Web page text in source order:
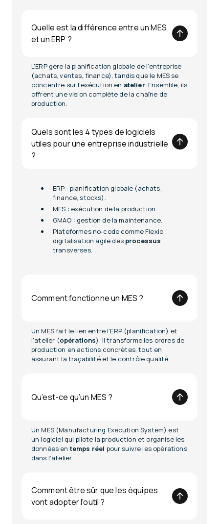
Quelle est la différence entre un MES
et un ERP ?
L’ERP gère la planification globale de l’entreprise
(achats, ventes, finance), tandis que le MES se
concentre sur l’exécution en atelier. Ensemble, ils
offrent une vision complète de la chaîne de
production.
Quels sont les 4 types de logiciels
utiles pour une entreprise industrielle
?
ERP : planification globale (achats,
finance, stocks).
MES : exécution de la production.
GMAO : gestion de la maintenance.
Plateformes no-code comme Flexio :
digitalisation agile des processus
transverses.
Comment fonctionne un MES ?
Un MES fait le lien entre l’ERP (planification) et
l’atelier (opérations). Il transforme les ordres de
production en actions concrètes, tout en
assurant la traçabilité et le contrôle qualité.
Qu’est-ce qu’un MES ?
Un MES (Manufacturing Execution System) est
un logiciel qui pilote la production et organise les
données entemps réel pour suivre les opérations
dans l’atelier.
Comment être sûr que les équipes
vont adopter l'outil ?